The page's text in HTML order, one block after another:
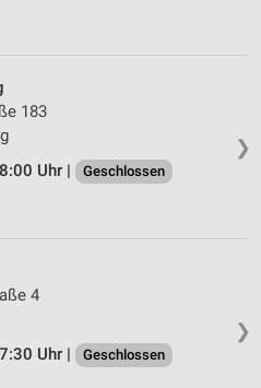
❯
183
Uhr |
Geschlossen
❯
4
Uhr |
Geschlossen